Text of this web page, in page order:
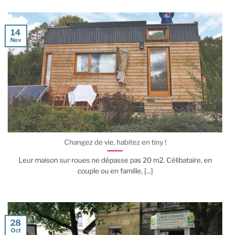
Changez de vie, habitez en tiny !
Leur maison sur roues ne dépasse pas 20 m2. Célibataire, en
couple ou en famille, [...]
14
Nov
28
Oct